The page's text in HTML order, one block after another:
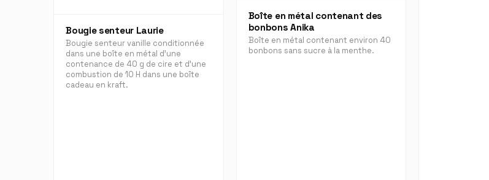
Bougie senteur Laurie
Bougie senteur vanille conditionnée
dans une boîte en métal d'une
contenance de 40 g de cire et d'une
combustion de 10 H dans une boîte
cadeau en kraft.
Boîte en métal contenant des
bonbons Anika
Boîte en métal contenant environ 40
bonbons sans sucre à la menthe.